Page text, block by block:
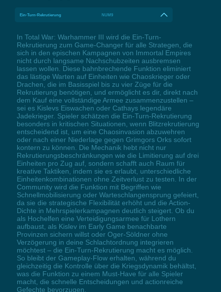
Ein-Turn-Rekrutierung NUM9
In Total War: Warhammer III wird die Ein-Turn-
Rekrutierung zum Game-Changer für alle Strategen, die
sich in den epischen Kampagnen von Immortal Empires
nicht durch langsame Nachschubzeiten ausbremsen
lassen wollen. Diese bahnbrechende Funktion eliminiert
das lästige Warten auf Einheiten wie Chaoskrieger oder
Drachen, die im Basisspiel bis zu vier Züge für die
Rekrutierung benötigen, und ermöglicht es dir, direkt nach
dem Kauf eine vollständige Armee zusammenzustellen –
sei es Kislevs Eiswachen oder Cathays legendäre
Jadekrieger. Spieler schätzen die Ein-Turn-Rekrutierung
besonders in kritischen Situationen, wenn Blitzrekrutierung
entscheidend ist, um eine Chaosinvasion abzuwehren
oder nach einer Niederlage gegen Grimgors Orks sofort
kontern zu können. Die Mechanik hebt nicht nur
Rekrutierungsbeschränkungen wie die Limitierung auf drei
Einheiten pro Zug auf, sondern schafft auch Raum für
kreative Taktiken, indem sie es erlaubt, unterschiedliche
Einheitenkombinationen ohne Zeitverlust zu testen. In der
Community wird die Funktion mit Begriffen wie
Schnellmobilisierung oder Warteschlangensprung gefeiert,
da sie die strategische Flexibilität erhöht und die Action-
Dichte in Mehrspielerkampagnen deutlich steigert. Ob du
als Hochelfen eine Verteidigungsarmee für Lothern
aufbaust, als Kislev im Early Game benachbarte
Provinzen sichern willst oder Oger-Söldner ohne
Verzögerung in deine Schlachtordnung integrieren
möchtest – die Ein-Turn-Rekrutierung macht es möglich.
So bleibt der Gameplay-Flow erhalten, während du
gleichzeitig die Kontrolle über die Kriegsdynamik behältst,
was die Funktion zu einem Must-Have für alle Spieler
macht, die schnelle Entscheidungen und actionreiche
Gefechte bevorzugen.